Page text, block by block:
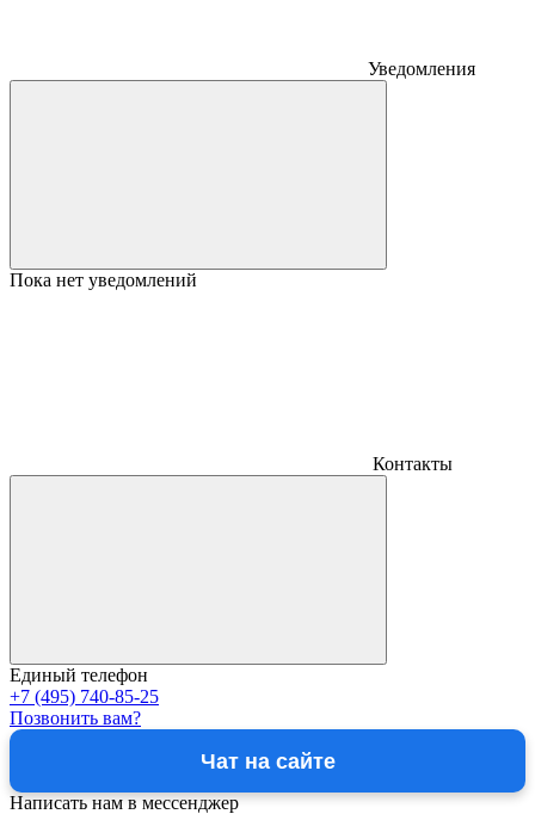
Уведомления
Пока нет уведомлений
Контакты
Единый телефон
+7 (495) 740-85-25
Позвонить вам?
Чат на сайте
Написать нам в мессенджер